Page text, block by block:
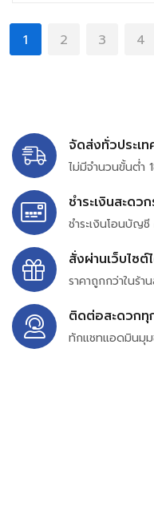
1 2 3 4
จัดส่งทั่วประเท
ไม่มีจำนวนขั้นต่ำ
ชำระเงินสะดว
ชำระเงินโอนบัญ
สั่งผ่านเว็บไซต์
ราคาถูกกว่าในร้า
ติดต่อสะดวกทุ
ทักแชทแอดมินมุม